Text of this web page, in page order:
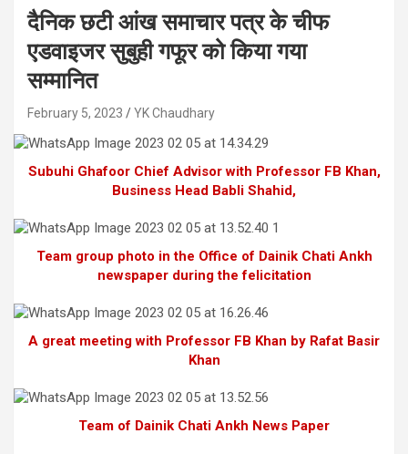
दैनिक छटी आंख समाचार पत्र के चीफ
एडवाइजर सुबुही गफूर को किया गया
सम्मानित
February 5, 2023 YK Chaudhary
Subuhi Ghafoor Chief Advisor with Professor FB Khan,
Business Head Babli Shahid,
Team group photo in the Office of Dainik Chati Ankh
newspaper during the felicitation
A great meeting with Professor FB Khan by Rafat Basir
Khan
Team of Dainik Chati Ankh News Paper